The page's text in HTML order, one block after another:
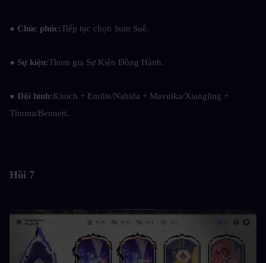
● Chúc phúc:Tiếp tục chọn Sum Suê.
● Sự kiện:Tham gia Sự Kiện Đồng Hành.
● Đội hình:Kinich + Emilie/Nahida + Mavuika/Xiangling +
Thoma/Bennett.
Hồi 7